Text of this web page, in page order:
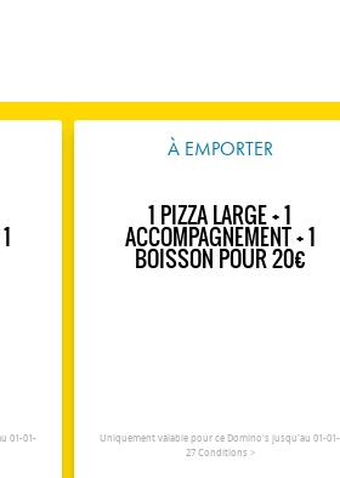
01-01-
À EMPORTER
1 PIZZA LARGE + 1
ACCOMPAGNEMENT + 1
BOISSON POUR 20€
Uniquement valable pour ce Domino's jusqu'au 01-01-
27 Conditions >